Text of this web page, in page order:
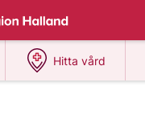
1177
region Halland
Hitta vård
på 1177.se